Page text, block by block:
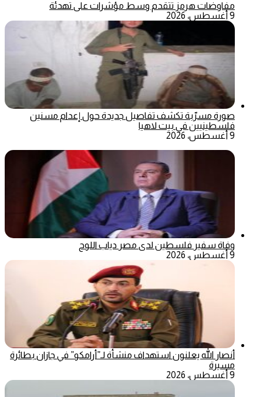
مفاوضات هرمز تتقدم وسط مؤشرات على تهدئة
9 أغسطس، 2026
صورة مسرّبة تكشف تفاصيل جديدة حول إعدام مسنين
فلسطينيين في بيت لاهيا
9 أغسطس، 2026
وفاة سفير فلسطين لدى مصر دياب اللوح
9 أغسطس، 2026
أنصار الله يعلنون استهداف منشأة لـ”أرامكو” في جازان بطائرة
مسيرة
9 أغسطس، 2026